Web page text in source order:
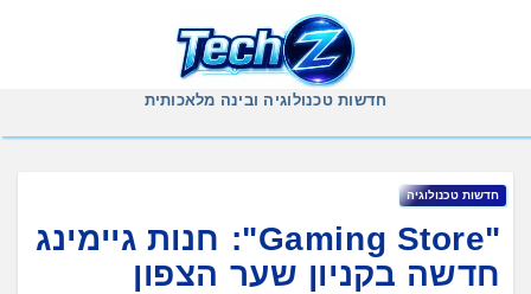
חדשות טכנולוגיה ובינה מלאכותית
חדשות טכנולוגיה
"Gaming Store": חנות גיימינג
חדשה בקניון שער הצפון